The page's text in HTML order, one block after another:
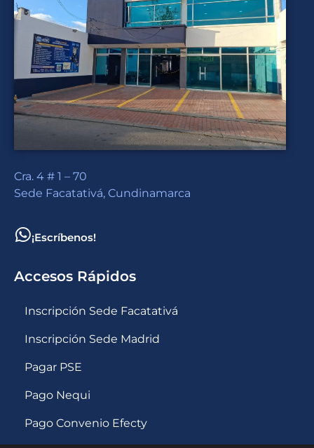
Cra. 4 # 1 – 70
Sede Facatativá, Cundinamarca
¡Escríbenos!
Accesos Rápidos
Inscripción Sede Facatativá
Inscripción Sede Madrid
Pagar PSE
Pago Nequi
Pago Convenio Efecty